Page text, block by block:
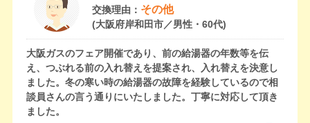
交換理由： その他
(大阪府岸和田市／男性・60代)
大阪ガスのフェア開催であり、前の給湯器の年数等を伝
え、つぶれる前の入れ替えを提案され、入れ替えを決意し
ました。冬の寒い時の給湯器の故障を経験しているので相
談員さんの言う通りにいたしました。丁寧に対応して頂き
ました。